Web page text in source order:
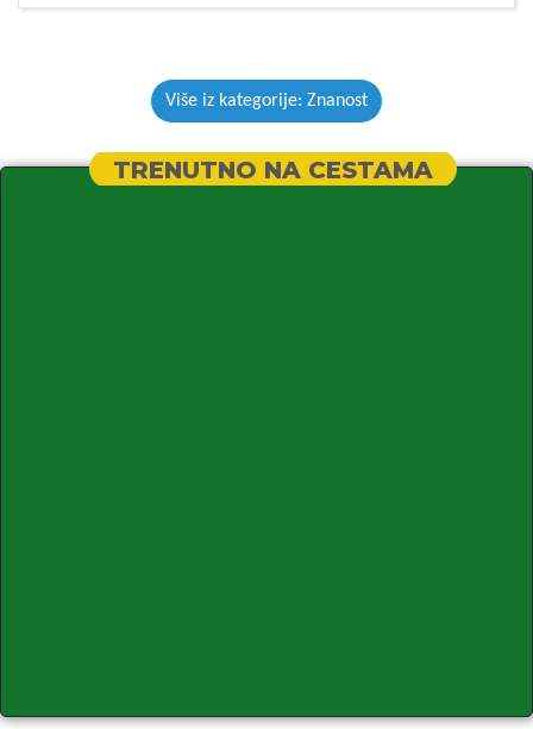
Više iz kategorije: Znanost
TRENUTNO NA CESTAMA